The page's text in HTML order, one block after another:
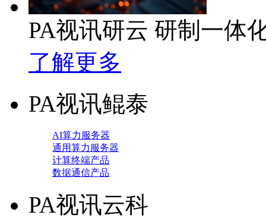
PA视讯研云 研制一体
了解更多
PA视讯鲲泰
AI算力服务器
通用算力服务器
计算终端产品
数据通信产品
PA视讯云科